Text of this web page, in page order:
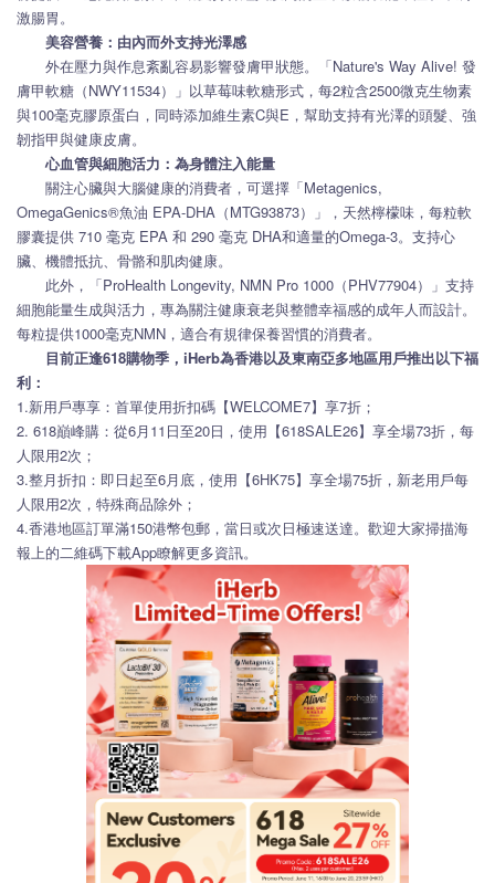
激腸胃。
美容營養：由內而外支持光澤感
外在壓力與作息紊亂容易影響發膚甲狀態。「Nature's Way Alive! 發
膚甲軟糖（NWY11534）」以草莓味軟糖形式，每2粒含2500微克生物素
與100毫克膠原蛋白，同時添加維生素C與E，幫助支持有光澤的頭髮、強
韌指甲與健康皮膚。
心血管與細胞活力：為身體注入能量
關注心臟與大腦健康的消費者，可選擇「Metagenics,
OmegaGenics®魚油 EPA-DHA（MTG93873）」，天然檸檬味，每粒軟
膠囊提供 710 毫克 EPA 和 290 毫克 DHA和適量的Omega-3。支持心
臟、機體抵抗、骨骼和肌肉健康。
此外，「ProHealth Longevity, NMN Pro 1000（PHV77904）」支持
細胞能量生成與活力，專為關注健康衰老與整體幸福感的成年人而設計。
每粒提供1000毫克NMN，適合有規律保養習慣的消費者。
目前正逢618購物季，iHerb為香港以及東南亞多地區用戶推出以下福
利：
1.新用戶專享：首單使用折扣碼【WELCOME7】享7折；
2. 618巔峰購：從6月11日至20日，使用【618SALE26】享全場73折，每
人限用2次；
3.整月折扣：即日起至6月底，使用【6HK75】享全場75折，新老用戶每
人限用2次，特殊商品除外；
4.香港地區訂單滿150港幣包郵，當日或次日極速送達。歡迎大家掃描海
報上的二維碼下載App瞭解更多資訊。